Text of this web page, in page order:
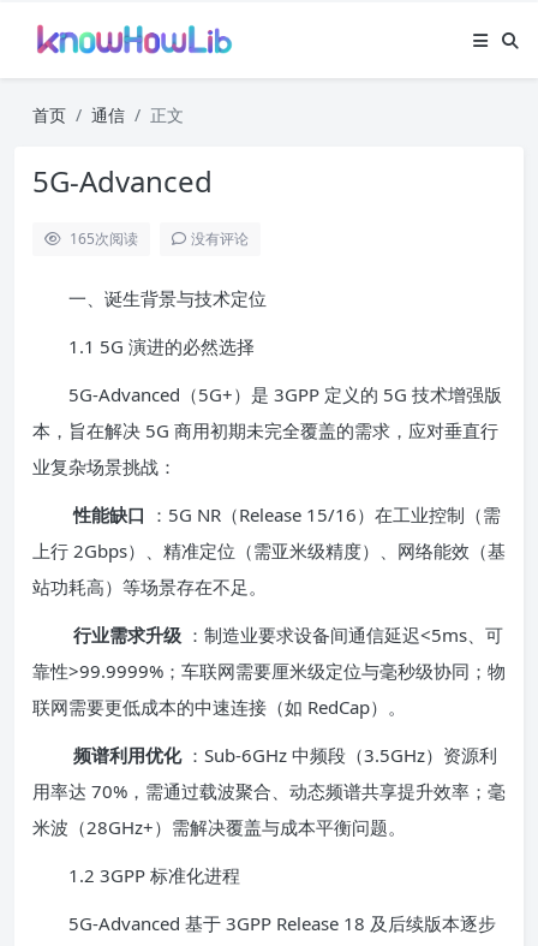
首页 通信 正文
5G-Advanced
165次阅读 没有评论
一、诞生背景与技术定位
1.1 5G 演进的必然选择
5G-Advanced（5G+）是 3GPP 定义的 5G 技术增强版
本，旨在解决 5G 商用初期未完全覆盖的需求，应对垂直行
业复杂场景挑战：
性能缺口 ：5G NR（Release 15/16）在工业控制（需
上行 2Gbps）、精准定位（需亚米级精度）、网络能效（基
站功耗高）等场景存在不足。
行业需求升级 ：制造业要求设备间通信延迟<5ms、可
靠性>99.9999%；车联网需要厘米级定位与毫秒级协同；物
联网需要更低成本的中速连接（如 RedCap）。
频谱利用优化 ：Sub-6GHz 中频段（3.5GHz）资源利
用率达 70%，需通过载波聚合、动态频谱共享提升效率；毫
米波（28GHz+）需解决覆盖与成本平衡问题。
1.2 3GPP 标准化进程
5G-Advanced 基于 3GPP Release 18 及后续版本逐步